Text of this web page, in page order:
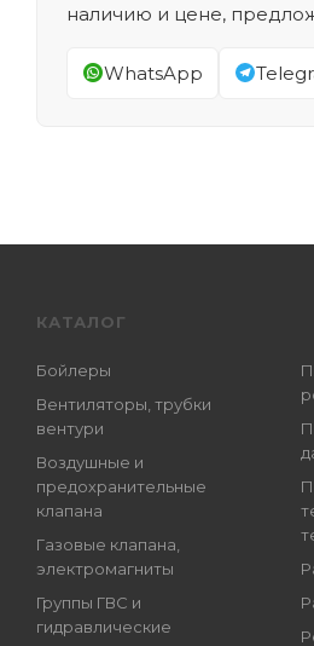
наличию и цене,
WhatsApp
КАТАЛОГ
Бойлеры
Вентиляторы, трубки
вентури
Воздушные и
предохранительные
клапана
Газовые клапана,
электромагниты
Группы ГВС и
гидравлические